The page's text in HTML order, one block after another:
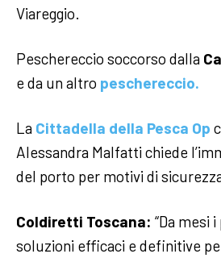
Viareggio.
Peschereccio soccorso dalla
e da un altro peschereccio.
La Cittadella della Pesca Op
Alessandra Malfatti chiede
del porto per motivi di
Coldiretti Toscana: “Da mesi
soluzioni efficaci e definitive